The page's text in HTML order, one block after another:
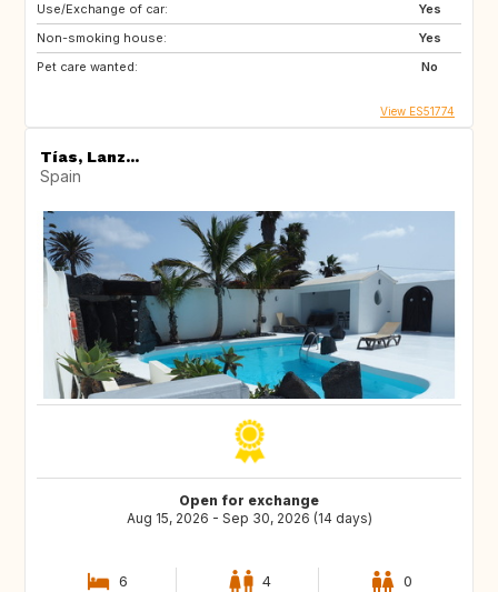
Use/Exchange of car:
Yes
Non-smoking house:
Yes
Pet care wanted:
No
View ES51774
Tías, Lanz...
Spain
Open for exchange
Aug 15, 2026 - Sep 30, 2026 (14 days)
6 4 0